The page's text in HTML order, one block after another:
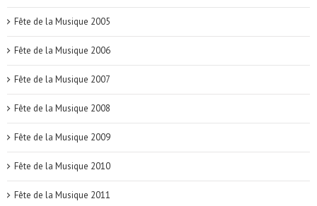
Fête de la Musique 2005
Fête de la Musique 2006
Fête de la Musique 2007
Fête de la Musique 2008
Fête de la Musique 2009
Fête de la Musique 2010
Fête de la Musique 2011